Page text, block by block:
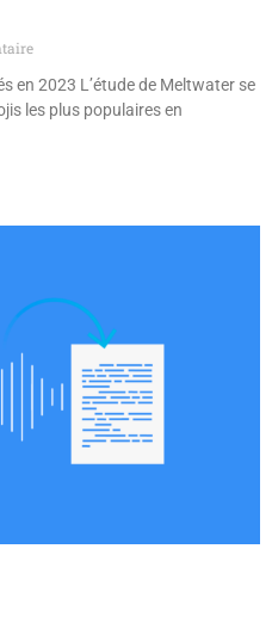
en 2023 L’étude de Meltwater se
les plus populaires en